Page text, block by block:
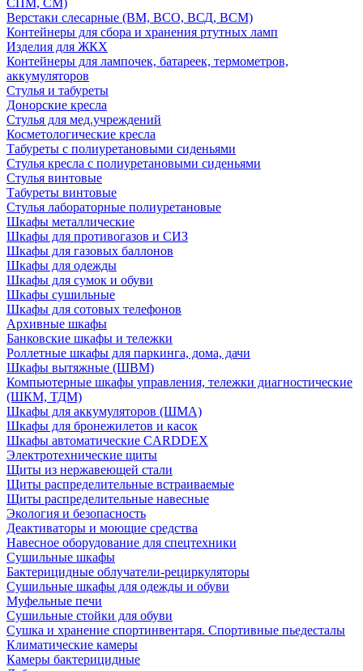
СПМ, СМ)
Верстаки слесарные (ВМ, ВСО, ВСД, ВСМ)
Контейнеры для сбора и хранения ртутных ламп
Изделия для ЖКХ
Контейнеры для лампочек, батареек, термометров,
аккумуляторов
Стулья и табуреты
Донорские кресла
Стулья для мед.учреждений
Косметологические кресла
Табуреты с полиуретановыми сиденьями
Стулья кресла с полиуретановыми сиденьями
Стулья винтовые
Табуреты винтовые
Стулья лабораторные полиуретановые
Шкафы металлические
Шкафы для противогазов и СИЗ
Шкафы для газовых баллонов
Шкафы для одежды
Шкафы для сумок и обуви
Шкафы сушильные
Шкафы для сотовых телефонов
Архивные шкафы
Банковские шкафы и тележки
Роллетные шкафы для паркинга, дома, дачи
Шкафы вытяжные (ШВМ)
Компьютерные шкафы управления, тележки диагностические
(ШКМ, ТДМ)
Шкафы для аккумуляторов (ШМА)
Шкафы для бронежилетов и касок
Шкафы автоматические CARDDEX
Электротехнические щиты
Щиты из нержавеющей стали
Щиты распределительные встраиваемые
Щиты распределительные навесные
Экология и безопасность
Деактиваторы и моющие средства
Навесное оборудование для спецтехники
Сушильные шкафы
Бактерицидные облучатели-рециркуляторы
Сушильные шкафы для одежды и обуви
Муфельные печи
Сушильные стойки для обуви
Сушка и хранение спортинвентаря. Спортивные пьедесталы
Климатические камеры
Камеры бактерицидные